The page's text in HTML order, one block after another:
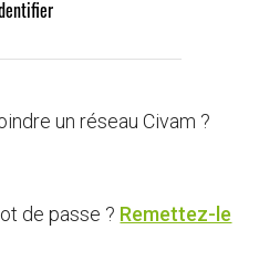
un réseau Civam ?
de passe ? Remettez-le